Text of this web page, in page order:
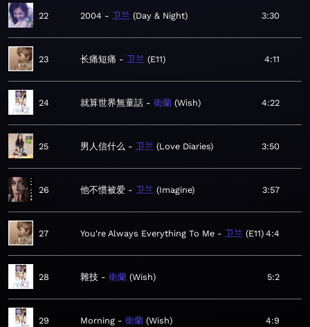
22 2004 卫兰 Day & Night 3:30
23 长痛短痛 卫兰 E11 4:11
24 就算世界無童話 衛蘭 Wish 4:22
25 男人信什么 卫兰 Love Diaries 3:50
26 他不惯被爱 卫兰 Imagine 3:57
27 You're Always Everything To Me 卫兰 E11 4:4
28 雜技 衛蘭 Wish 5:2
29 Morning 衛蘭 Wish 4:9